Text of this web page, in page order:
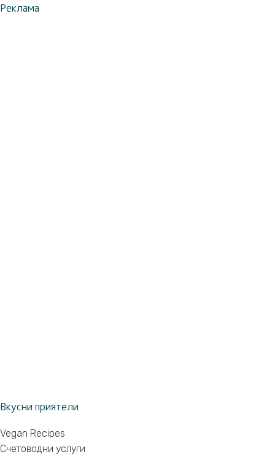
Реклама
Вкусни приятели
Vegan Recipes
Счетоводни услуги